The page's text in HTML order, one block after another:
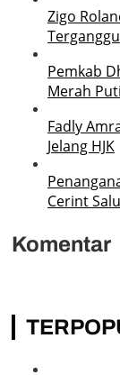
Zigo
Pemkab
Merah
Fadly
Jelang HJK
Cerint
Komentar